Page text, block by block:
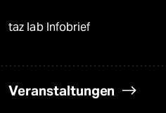
taz lab Infobrief
Veranstaltungen